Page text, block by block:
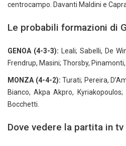
centrocampo. Davanti Maldini e
Le probabili formazioni di
GENOA (4-3-3): Leali; Sabelli, De
Frendrup, Masini; Thorsby,
MONZA (4-4-2):Turati; Pereira,
Bianco, Akpa Akpro, Kyriakopoulos;
Bocchetti.
Dove vedere la partita in